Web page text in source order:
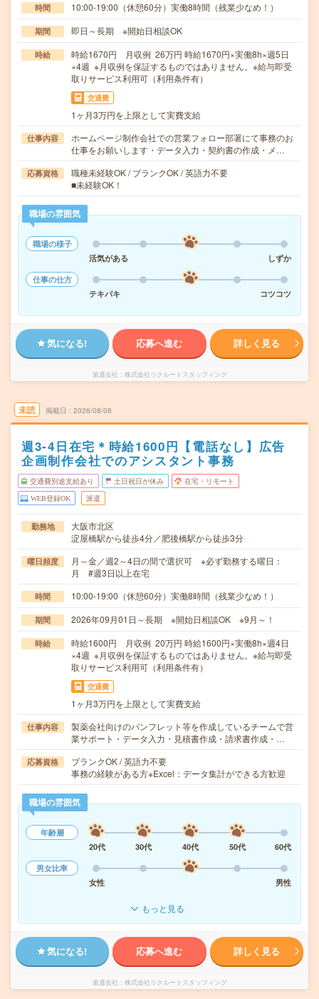
時間 10:00-19:00（休憩60分）実働8時間（残業少なめ！）
期間 即日～長期 ※開始日相談OK
時給
時給1670円 月収例 26万円 時給1670円×実働8h×週5日
×4週 ※月収例を保証するものではありません。※給与即受
取りサービス利用可（利用条件有）
交通費
1ヶ月3万円を上限として実費支給
仕事内容
ホームページ制作会社での営業フォロー部署にて事務のお
仕事をお願いします・データ入力・契約書の作成・メ…
応募資格
職種未経験OK / ブランクOK / 英語力不要
■未経験OK！
職場の雰囲気
職場の様子
活気がある
しずか
仕事の仕方
テキパキ
コツコツ
気になる! 応募へ進む 詳しく見る
派遣会社 株式会社リクルートスタッフィング
未読 掲載日 2026/08/08
週3-4日在宅＊時給1600円【電話なし】広告
企画制作会社でのアシスタント事務
交通費別途支給あり 土日祝日が休み 在宅・リモート
WEB登録OK 派遣
勤務地
大阪市北区
淀屋橋駅から徒歩4分／肥後橋駅から徒歩3分
曜日頻度
月～金／週2～4日の間で選択可 ※必ず勤務する曜日：
月 #週3日以上在宅
時間 10:00-19:00（休憩60分）実働8時間（残業少なめ！）
期間 2026年09月01日～長期 ※開始日相談OK ※9月～！
時給
時給1600円 月収例 20万円 時給1600円×実働8h×週4日
×4週 ※月収例を保証するものではありません。※給与即受
取りサービス利用可（利用条件有）
交通費
1ヶ月3万円を上限として実費支給
仕事内容
製薬会社向けのパンフレット等を作成しているチームで営
業サポート・データ入力・見積書作成・請求書作成・…
応募資格
ブランクOK / 英語力不要
事務の経験がある方※Excel：データ集計ができる方歓迎
職場の雰囲気
年齢層
20代
30代 40代 50代
60代
男女比率
女性
男性
もっと見る
気になる! 応募へ進む 詳しく見る
派遣会社 株式会社リクルートスタッフィング